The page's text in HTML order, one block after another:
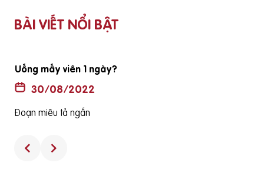
BÀI VIẾT NỔI BẬT
Uống mấy viên 1 ngày?
30/08/2022
Đoạn miêu tả ngắn